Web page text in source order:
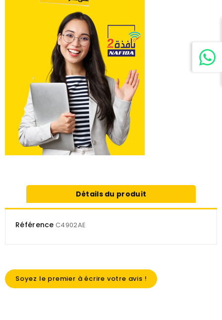
Détails du produit
Référence C4902AE
Soyez le premier à écrire votre avis !